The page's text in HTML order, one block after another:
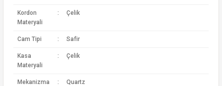
Kordon
Materyali
: Çelik
Cam Tipi : Safir
Kasa
Materyali
: Çelik
Mekanizma : Quartz